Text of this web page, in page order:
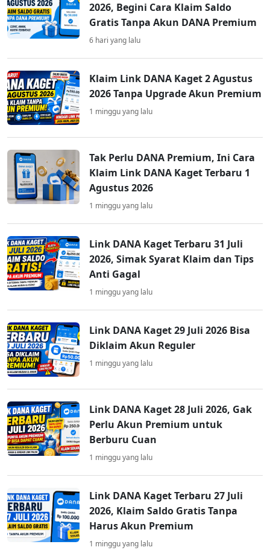
2026, Begini Cara Klaim Saldo
Gratis Tanpa Akun DANA Premium
6 hari yang lalu
Klaim Link DANA Kaget 2 Agustus
2026 Tanpa Upgrade Akun Premium
1 minggu yang lalu
Tak Perlu DANA Premium, Ini Cara
Klaim Link DANA Kaget Terbaru 1
Agustus 2026
1 minggu yang lalu
Link DANA Kaget Terbaru 31 Juli
2026, Simak Syarat Klaim dan Tips
Anti Gagal
1 minggu yang lalu
Link DANA Kaget 29 Juli 2026 Bisa
Diklaim Akun Reguler
1 minggu yang lalu
Link DANA Kaget 28 Juli 2026, Gak
Perlu Akun Premium untuk
Berburu Cuan
1 minggu yang lalu
Link DANA Kaget Terbaru 27 Juli
2026, Klaim Saldo Gratis Tanpa
Harus Akun Premium
1 minggu yang lalu